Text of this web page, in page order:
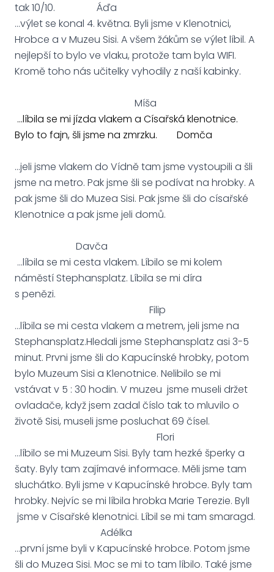
tak 10/10. Áďa
...výlet se konal 4. května. Byli jsme v Klenotnici,
Hrobce a v Muzeu Sisi. A všem žákům se výlet líbil. A
nejlepší to bylo ve vlaku, protože tam byla WIFI.
Kromě toho nás učitelky vyhodily z naší kabinky.
Míša
...líbila se mi jízda vlakem a Císařská klenotnice.
Bylo to fajn, šli jsme na zmrzku. Domča
...jeli jsme vlakem do Vídně tam jsme vystoupili a šli
jsme na metro. Pak jsme šli se podívat na hrobky. A
pak jsme šli do Muzea Sisi. Pak jsme šli do císařské
Klenotnice a pak jsme jeli domů.
Davča
...líbila se mi cesta vlakem. Líbilo se mi kolem
náměstí Stephansplatz. Líbila se mi díra
s penězi.
Filip
...líbila se mi cesta vlakem a metrem, jeli jsme na
Stephansplatz.Hledali jsme Stephansplatz asi 3-5
minut. Prvni jsme šli do Kapucínské hrobky, potom
bylo Muzeum Sisi a Klenotnice. Nelibilo se mi
vstávat v 5 : 30 hodin. V muzeu jsme museli držet
ovladače, když jsem zadal číslo tak to mluvilo o
životě Sisi, museli jsme posluchat 69 čísel.
Flori
...líbilo se mi Muzeum Sisi. Byly tam hezké šperky a
šaty. Byly tam zajímavé informace. Měli jsme tam
sluchátko. Byli jsme v Kapucínské hrobce. Byly tam
hrobky. Nejvíc se mi líbila hrobka Marie Terezie. BylI
jsme v Císařské klenotnici. Líbil se mi tam smaragd.
Adélka
...první jsme byli v Kapucínské hrobce. Potom jsme
šli do Muzea Sisi. Moc se mi to tam líbilo. Také jsme